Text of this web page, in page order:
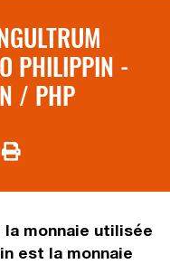
PHILIPPIN -
/ PHP
monnaie utilisée
est la monnaie